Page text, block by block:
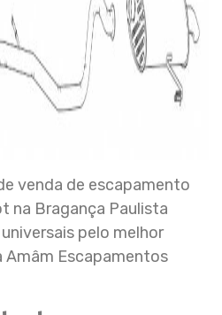
venda de escapamento
na Bragança Paulista
pelo melhor
Amâm Escapamentos